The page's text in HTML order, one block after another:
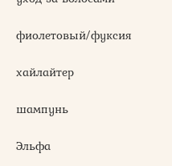
фиолетовый/фуксия
хайлайтер
шампунь
Эльфа